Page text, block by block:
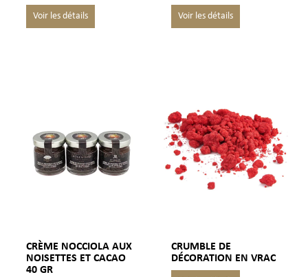
CRÈME NOCCIOLA AUX
NOISETTES ET CACAO
40 GR
CRUMBLE DE
DÉCORATION EN VRAC